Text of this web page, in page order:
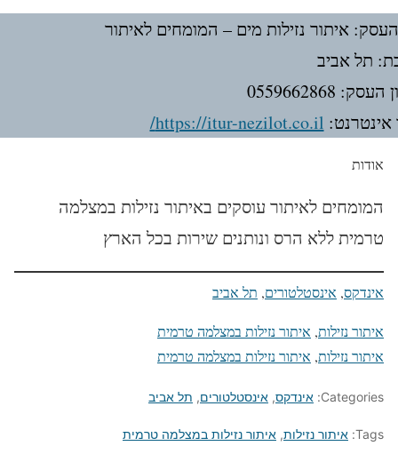
איתור נזילות מים – המומחים לאיתור
תל אביב
0559662868
https://itur-nezilot.co.il/
אודות
המומחים לאיתור עוסקים באיתור נזילות במצלמה
טרמית ללא הרס ונותנים שירות בכל הארץ
אינדקס, אינסטלטורים, תל אביב
איתור נזילות, איתור נזילות במצלמה טרמית
איתור נזילות, איתור נזילות במצלמה טרמית
Categories: אינדקס, אינסטלטורים, תל אביב
Tags: איתור נזילות, איתור נזילות במצלמה טרמית